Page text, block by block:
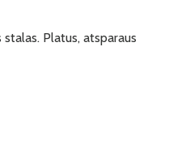
Platus, atsparaus